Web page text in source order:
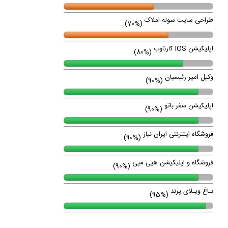
طراحی سایت سوله املاک(70%)
اپلیکیشن IOS کارناوب (80%)
وکیل امیر رئیسیان(90%)
اپلیکیشن سفر باتو(90%)
فروشگاه اینترنتی ایران نیاز(90%)
فروشگاه و اپلیکیشن هپی مپی (90%)
بـاغ ویـلای پرند (95%)